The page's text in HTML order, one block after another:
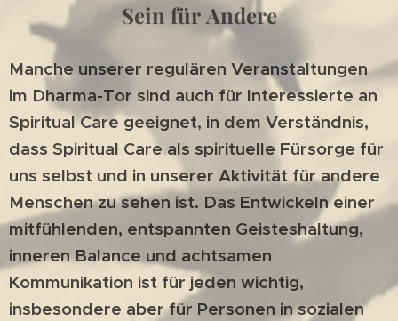
Sein für Andere
Manche unserer regulären Veranstaltungen
im Dharma-Tor sind auch für Interessierte an
Spiritual Care geeignet, in dem Verständnis,
dass Spiritual Care als spirituelle Fürsorge für
uns selbst und in unserer Aktivität für andere
Menschen zu sehen ist. Das Entwickeln einer
mitfühlenden, entspannten Geisteshaltung,
inneren Balance und achtsamen
Kommunikation ist für jeden wichtig,
insbesondere aber für Personen in sozialen